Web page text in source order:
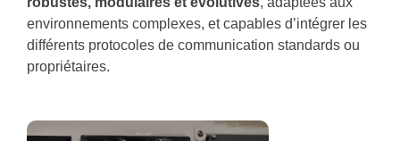
environnements complexes, et capables d’intégrer les
différents protocoles de communication standards ou
propriétaires.